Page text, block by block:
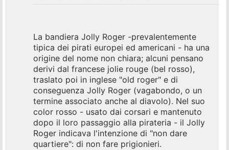
La bandiera Jolly Roger -prevalentemente
tipica dei pirati europei ed americani - ha una
origine del nome non chiara; alcuni pensano
derivi dal francese jolie rouge (bel rosso),
traslato poi in inglese "old roger" e di
conseguenza Jolly Roger (vagabondo, o un
termine associato anche al diavolo). Nel suo
color rosso - usato dai corsari e mantenuto
dopo il loro passaggio alla pirateria - il Jolly
Roger indicava l'intenzione di "non dare
quartiere": di non fare prigionieri.